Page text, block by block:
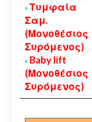
Τυμφαία
Σαμ.
(Μονοθέσιος
Συρόμενος)
Baby lift
(Μονοθέσιος
Συρόμενος)